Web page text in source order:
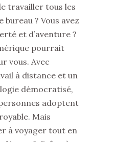
travailler tous les
bureau ? Vous avez
et d’aventure ?
pourrait
vous. Avec
à distance et un
démocratisé,
adoptent
Mais
à voyager tout en